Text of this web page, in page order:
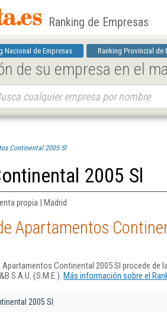
Ranking de Empresas
Nacional de Empresas Ranking Provincial de
de su empresa en el
Continental 2005 Sl
2005 Sl
propia | Madrid
Apartamentos
Continental 2005 Sl procede de
S.A.U. (S.M.E.). Más información sobre el
2005 Sl